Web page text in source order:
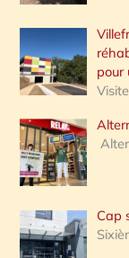
pour
Cap